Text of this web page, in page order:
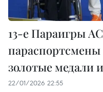
13-е Параигры
параспортсмены
золотые медали
22/01/2026 22:55